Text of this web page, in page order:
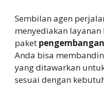
Sembilan agen
menyediakan
paket
Anda bisa
yang ditawarkan
sesuai dengan